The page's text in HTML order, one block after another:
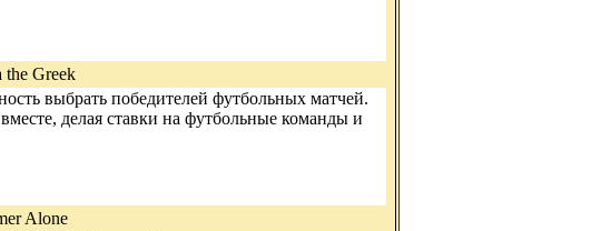
the Greek
выбрать победителей футбольных матчей.
делая ставки на футбольные команды и
Alone